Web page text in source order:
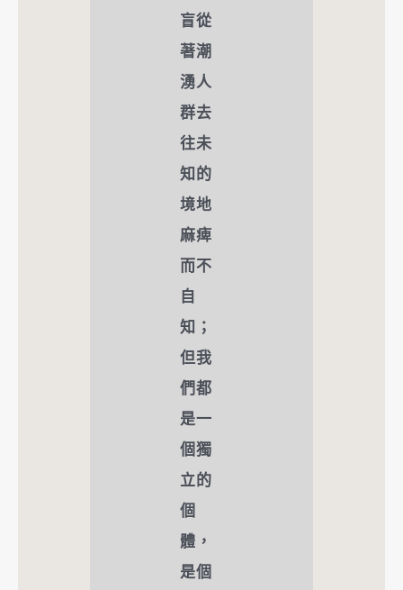
盲從
著潮
湧人
群去
往未
知的
境地
麻痺
而不
自
知；
但我
們都
是一
個獨
立的
個
體，
是個